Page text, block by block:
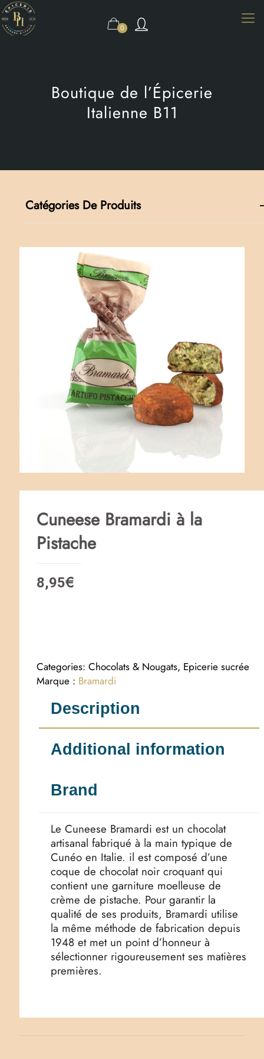
0
Boutique de l’Épicerie
Italienne B11
Catégories De Produits
Cuneese Bramardi à la
Pistache
8,95€
Categories: Chocolats & Nougats, Epicerie sucrée
Bramardi
Description
Additional information
Brand
Le Cuneese Bramardi est un chocolat
artisanal fabriqué à la main typique de
Cunéo en Italie. il est composé d’une
coque de chocolat noir croquant qui
contient une garniture moelleuse de
crème de pistache. Pour garantir la
qualité de ses produits, Bramardi utilise
la même méthode de fabrication depuis
1948 et met un point d’honneur à
sélectionner rigoureusement ses matières
premières.